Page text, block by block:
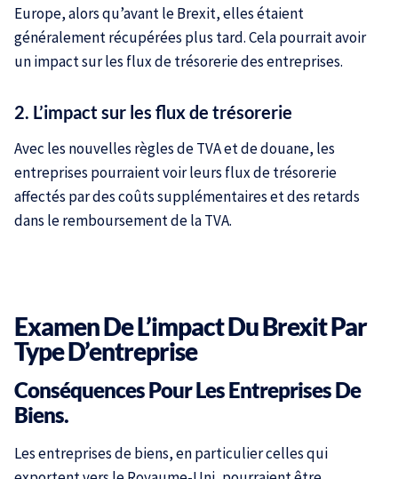
Europe, alors qu’avant le Brexit, elles étaient
généralement récupérées plus tard. Cela pourrait avoir
un impact sur les flux de trésorerie des entreprises.
2. L’impact sur les flux de trésorerie
Avec les nouvelles règles de TVA et de douane, les
entreprises pourraient voir leurs flux de trésorerie
affectés par des coûts supplémentaires et des retards
dans le remboursement de la TVA.
Examen De L’impact Du Brexit Par
Type D’entreprise
Conséquences Pour Les Entreprises De
Biens.
Les entreprises de biens, en particulier celles qui